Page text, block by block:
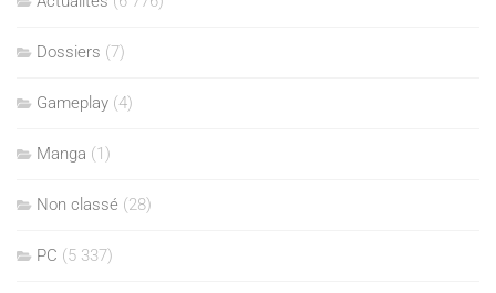
Dossiers (7)
Gameplay (4)
Manga (1)
Non classé (28)
PC (5 337)